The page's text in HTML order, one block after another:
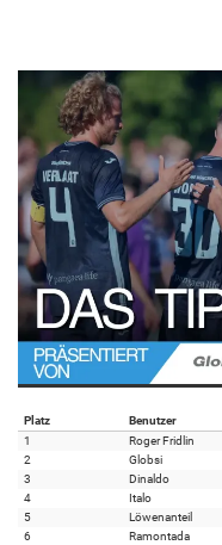
Platz Benutzer
1
Roger Fridlin
2
Globsi
3
Dinaldo
4
Italo
5
Löwenanteil
6
Ramontada